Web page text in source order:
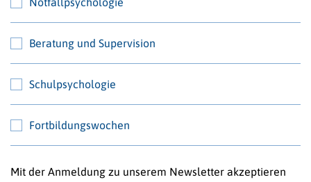
Beratung und Supervision
Schulpsychologie
Fortbildungswochen
Mit der Anmeldung zu unserem Newsletter akzeptieren